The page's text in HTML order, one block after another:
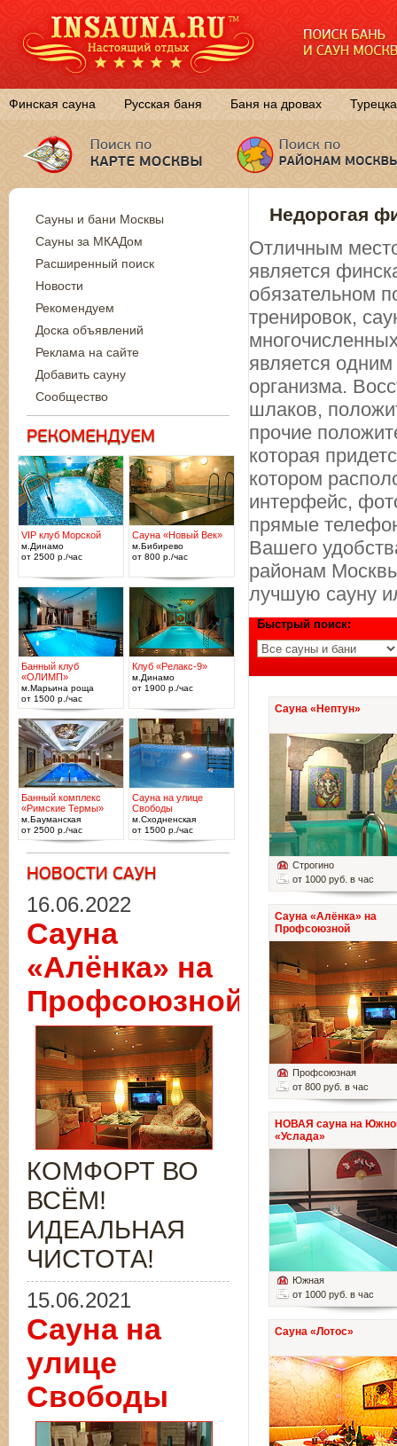
Финская сауна Русская баня Баня на дровах
Недорогая
Отличным
является
обязательном
тренировок,
является
организма.
шлаков,
прочие
которая
котором
интерфейс,
прямые
Вашего
районам
лучшую сауну
Быстрый поиск:
Сауна «Нептун»
Строгино
от 1000 руб. в час
Сауна «Алёнка» на
Профсоюзной
Профсоюзная
от 800 руб. в час
НОВАЯ сауна на
«Услада»
Южная
от 1000 руб. в час
Сауна «Лотос»
Сауны и бани Москвы
Сауны за МКАДом
Расширенный поиск
Новости
Рекомендуем
Доска объявлений
Реклама на сайте
Добавить сауну
Сообщество
VIP клуб Морской
м.Динамо
от 2500 р./час
Сауна «Новый Век»
м.Бибирево
от 800 р./час
Банный клуб
«ОЛИМП»
м.Марьина роща
от 1500 р./час
Клуб «Релакс-9»
м.Динамо
от 1900 р./час
Банный комплекс
«Римские Термы»
м.Бауманская
от 2500 р./час
Сауна на улице
Свободы
м.Сходненская
от 1500 р./час
16.06.2022
Сауна
«Алёнка» на
Профсоюзной
КОМФОРТ ВО
ВСЁМ!
ИДЕАЛЬНАЯ
ЧИСТОТА!
15.06.2021
Сауна на
улице
Свободы